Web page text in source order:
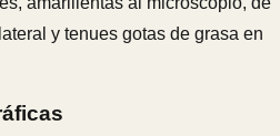
y tenues gotas de grasa en